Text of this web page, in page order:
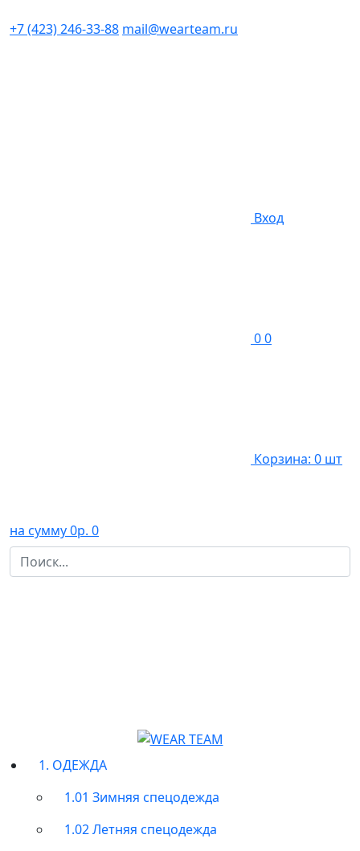
+7 (423) 246-33-88 mail@wearteam.ru
Вход
00
Корзина: 0 шт
на сумму 0р. 0
1. ОДЕЖДА
1.01 Зимняя спецодежда
1.02 Летняя спецодежда